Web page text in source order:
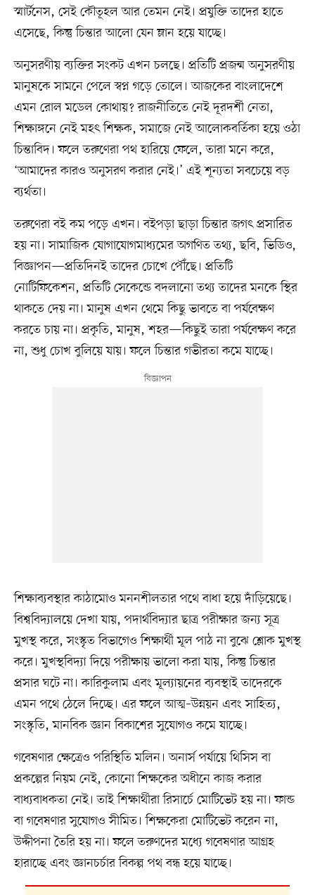
স্মার্টনেস, সেই কৌতূহল আর তেমন নেই। প্রযুক্তি তাদের হাতে
এসেছে, কিন্তু চিন্তার আলো যেন ম্লান হয়ে যাচ্ছে।
অনুসরণীয় ব্যক্তির সংকট এখন চলছে। প্রতিটি প্রজন্ম অনুসরণীয়
মানুষকে সামনে পেলে স্বপ্ন গড়ে তোলে। আজকের বাংলাদেশে
এমন রোল মডেল কোথায়? রাজনীতিতে নেই দূরদর্শী নেতা,
শিক্ষাঙ্গনে নেই মহৎ শিক্ষক, সমাজে নেই আলোকবর্তিকা হয়ে ওঠা
চিন্তাবিদ। ফলে তরুণেরা পথ হারিয়ে ফেলে, তারা মনে করে,
‘আমাদের কারও অনুসরণ করার নেই।’ এই শূন্যতা সবচেয়ে বড়
ব্যর্থতা।
তরুণেরা বই কম পড়ে এখন। বইপড়া ছাড়া চিন্তার জগৎ প্রসারিত
হয় না। সামাজিক যোগাযোগমাধ্যমের অগণিত তথ্য, ছবি, ভিডিও,
বিজ্ঞাপন—প্রতিদিনই তাদের চোখে পৌঁছে। প্রতিটি
নোটিফিকেশন, প্রতিটি সেকেন্ডে বদলানো তথ্য তাদের মনকে স্থির
থাকতে দেয় না। মানুষ এখন থেমে কিছু ভাবতে বা পর্যবেক্ষণ
করতে চায় না। প্রকৃতি, মানুষ, শহর—কিছুই তারা পর্যবেক্ষণ করে
না, শুধু চোখ বুলিয়ে যায়। ফলে চিন্তার গভীরতা কমে যাচ্ছে।
শিক্ষাব্যবস্থার কাঠামোও মননশীলতার পথে বাধা হয়ে দাঁড়িয়েছে।
বিশ্ববিদ্যালয়ে দেখা যায়, পদার্থবিদ্যার ছাত্র পরীক্ষার জন্য সূত্র
মুখস্থ করে, সংস্কৃত বিভাগেও শিক্ষার্থী মূল পাঠ না বুঝে শ্লোক মুখস্থ
করে। মুখস্থবিদ্যা দিয়ে পরীক্ষায় ভালো করা যায়, কিন্তু চিন্তার
প্রসার ঘটে না। কারিকুলাম এবং মূল্যায়নের ব্যবস্থাই তাদেরকে
এমন পথে ঠেলে দিচ্ছে। এর ফলে আত্ম–উন্নয়ন এবং সাহিত্য,
সংস্কৃতি, মানবিক জ্ঞান বিকাশের সুযোগও কমে যাচ্ছে।
গবেষণার ক্ষেত্রেও পরিস্থিতি মলিন। অনার্স পর্যায়ে থিসিস বা
প্রকল্পের নিয়ম নেই, কোনো শিক্ষকের অধীনে কাজ করার
বাধ্যবাধকতা নেই। তাই শিক্ষার্থীরা রিসার্চে মোটিভেট হয় না। ফান্ড
বা গবেষণার সুযোগও সীমিত। শিক্ষকেরা মোটিভেট করেন না,
উদ্দীপনা তৈরি হয় না। ফলে তরুণদের মধ্যে গবেষণার আগ্রহ
হারাচ্ছে এবং জ্ঞানচর্চার বিকল্প পথ বন্ধ হয়ে যাচ্ছে।